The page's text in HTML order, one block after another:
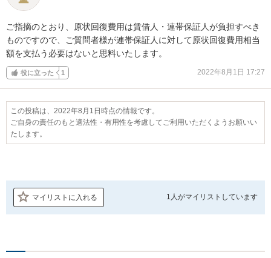
ご指摘のとおり、原状回復費用は賃借人・連帯保証人が負担すべき
ものですので、ご質問者様が連帯保証人に対して原状回復費用相当
額を支払う必要はないと思料いたします。
役に立った 1 2022年8月1日 17:27
この投稿は、2022年8月1日時点の情報です。
ご自身の責任のもと適法性・有用性を考慮してご利用いただくようお願いい
たします。
マイリストに入れる 1人がマイリストしています